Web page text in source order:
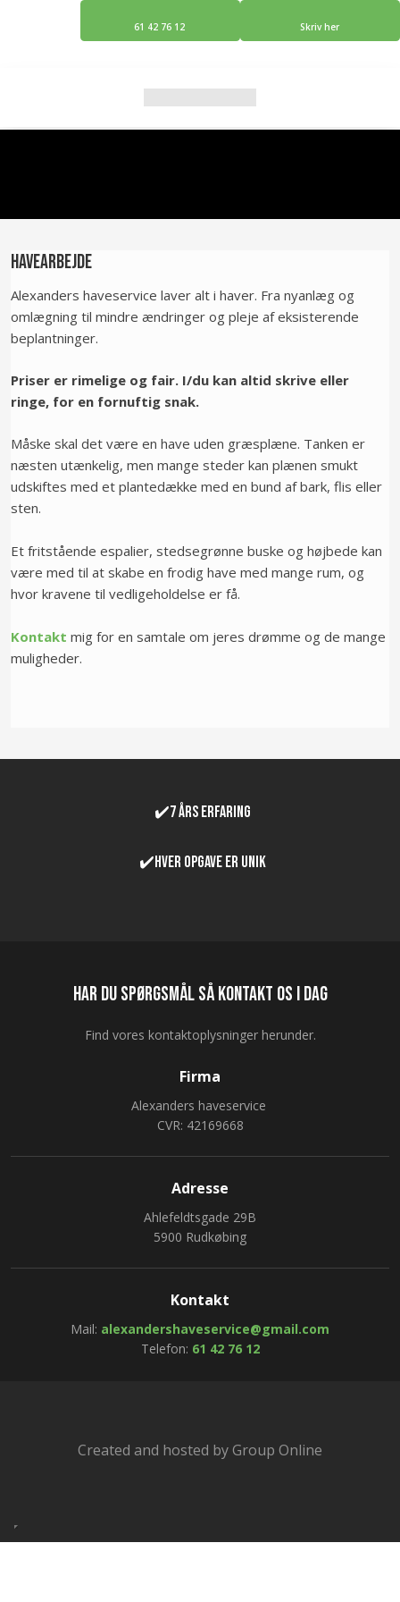
61 42 76 12 Skriv her
Havearbejde​
Alexanders haveservice laver alt i haver. Fra nyanlæg og
omlægning til mindre ændringer og pleje af eksisterende
beplantninger.
Priser er rimelige og fair. I/du kan altid skrive eller
ringe, for en fornuftig snak.
Måske skal det være en have uden græsplæne. Tanken er
næsten utænkelig, men mange steder kan plænen smukt
udskiftes med et plantedække med en bund af bark, flis eller
sten.
Et fritstående espalier, stedsegrønne buske og højbede kan
være med til at skabe en frodig have med mange rum, og
hvor kravene til vedligeholdelse er få.
Kontakt mig for en samtale om jeres drømme og de mange
muligheder.​
✔️7 års erfaring
✔️Hver opgave er unik
Har du spørgsmål så kontakt os i dag
Find vores kontaktoplysninger herunder.
Firma
Alexanders haveservice
CVR: 42169668
Adresse​
​​Ahlefeldtsgade 29B
5900 Rudkøbing​
Kontakt
Mail: alexandershaveservice@gmail.com
Telefon: 61 42 76 12
Created and hosted by Group Online